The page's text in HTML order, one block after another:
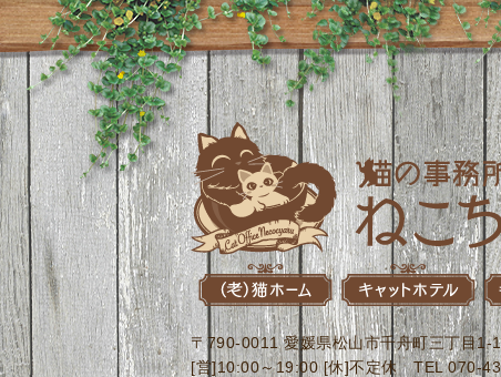
〒790-0011 愛媛県松山市千舟町三丁目1-
[営]10:00～19:00 [休]不定休 TEL 070-